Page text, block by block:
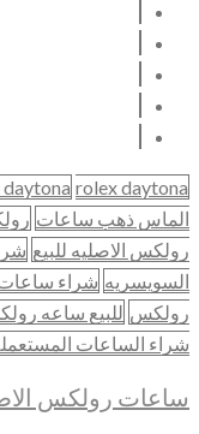
rolex daytona للبيع
الماس ذهب ساعات
رولكس الاصليه للبيع
السويسريه شراء ساعات
رولكس للبيع ساعه
شراء الساعات
ساعات رولكس